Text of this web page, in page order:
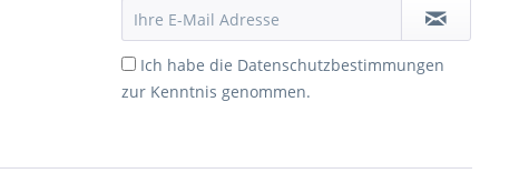
Ich habe die Datenschutzbestimmungen
zur Kenntnis genommen.